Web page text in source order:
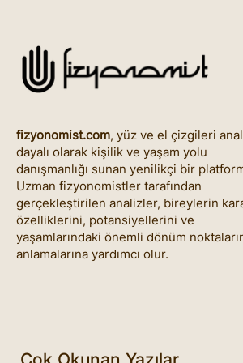
fizyonomist.com, yüz ve el çizgileri
dayalı olarak kişilik ve yaşam yolu
danışmanlığı sunan yenilikçi bir
Uzman fizyonomistler tarafından
gerçekleştirilen analizler, bireylerin
özelliklerini, potansiyellerini ve
yaşamlarındaki önemli dönüm
anlamalarına yardımcı olur.